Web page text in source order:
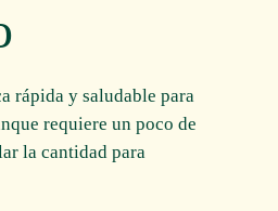
rápida y saludable para
requiere un poco de
la cantidad para